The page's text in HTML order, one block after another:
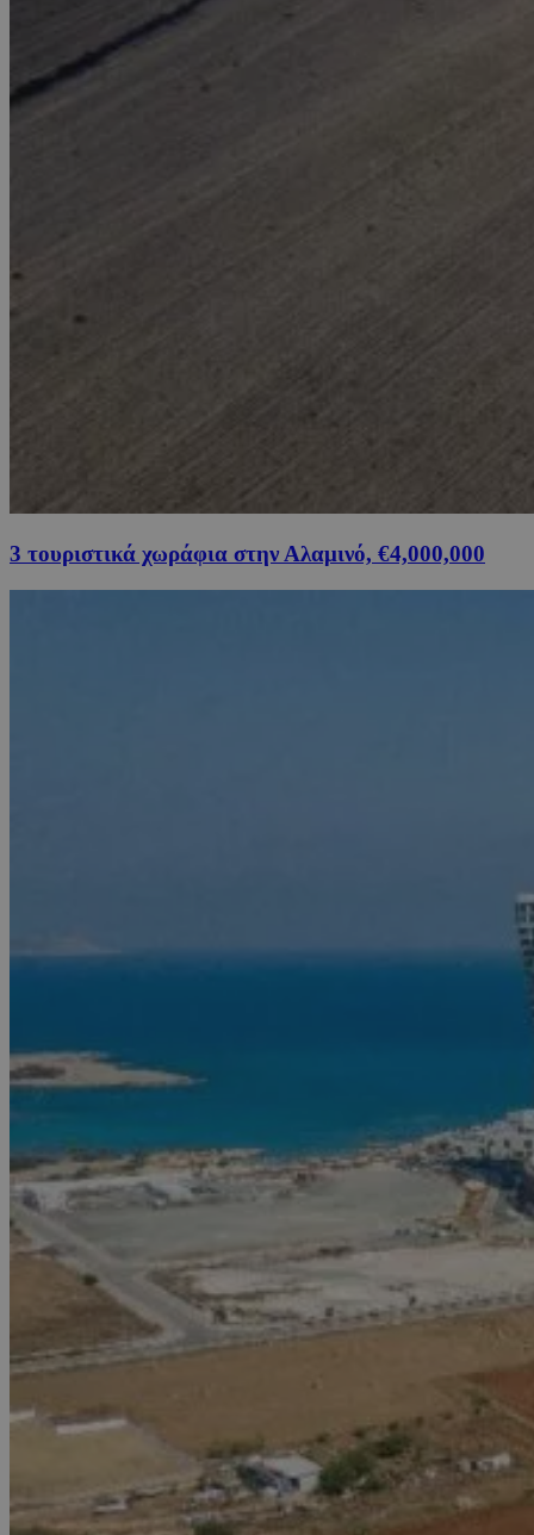
3 τουριστικά χωράφια στην Αλαμινό, €4,000,000